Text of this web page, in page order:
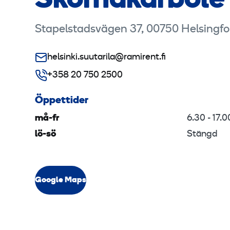
Stapelstadsvägen 37, 00750
helsinki.suutarila@ramirent.fi
+358 20 750 2500
Öppettider
må-fr
6.30 -
lö-sö
Stängd
Google Maps